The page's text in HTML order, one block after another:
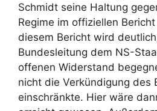
Schmidt seine Haltung
Regime im offiziellen Bericht
diesem Bericht wird
Bundesleitung dem NS-
offenen Widerstand
nicht die Verkündigung des
einschränkte. Hier wäre